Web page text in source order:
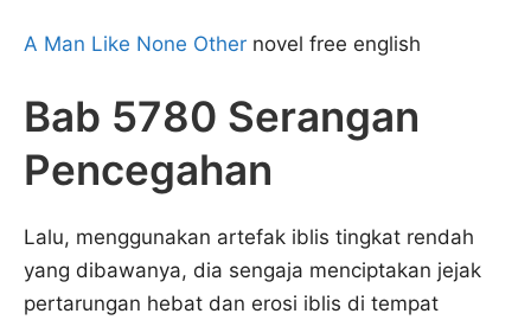
A Man Like None Other novel free english
Bab 5780 Serangan
Pencegahan
Lalu, menggunakan artefak iblis tingkat rendah
yang dibawanya, dia sengaja menciptakan jejak
pertarungan hebat dan erosi iblis di tempat